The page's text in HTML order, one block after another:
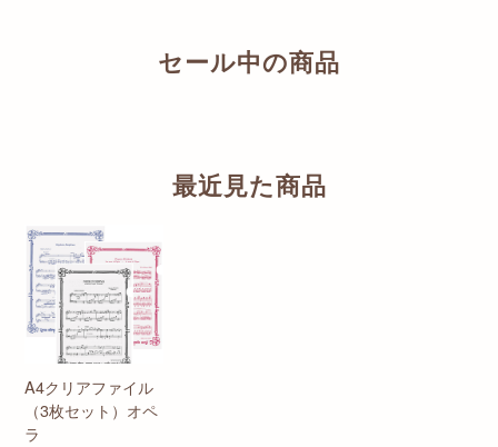
セール中の商品
最近見た商品
A4クリアファイル
（3枚セット）オペ
ラ